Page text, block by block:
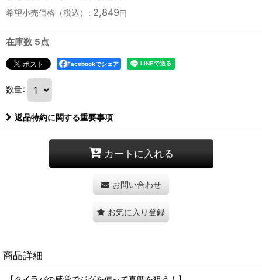
希望小売価格（税込） : 2,849円
在庫数 5点
Facebookでシェア
数量:
返品特約に関する重要事項
カートに入れる
お問い合わせ
お気に入り登録
商品詳細